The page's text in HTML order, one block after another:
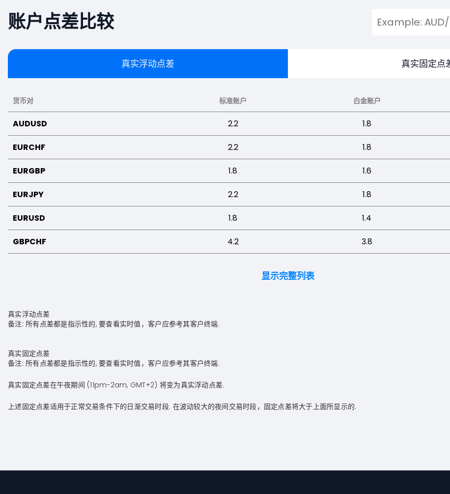
账户点差比较
真实浮动点差 真实固定点
货币对 标准账户 白金账户
AUDUSD 2.2 1.8
EURCHF 2.2 1.8
EURGBP 1.8 1.6
EURJPY 2.2 1.8
EURUSD 1.8 1.4
GBPCHF 4.2 3.8
显示完整列表
真实浮动点差
备注: 所有点差都是指示性的, 要查看实时值，客户应参考其客户终端.
真实固定点差
备注: 所有点差都是指示性的, 要查看实时值，客户应参考其客户终端.
真实固定点差在午夜期间 (11pm-2am, GMT+2) 将变为真实浮动点差.
上述固定点差适用于正常交易条件下的日渐交易时段. 在波动较大的夜间交易时段，固定点差将大于上面所显示的.